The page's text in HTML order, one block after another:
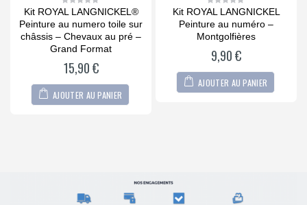
0
of
5
Kit ROYAL LANGNICKEL®
Peinture au numero toile sur
châssis – Chevaux au pré –
Grand Format
15,90€
AJOUTER AU PANIER
0
of
5
Kit ROYAL LANGNICKEL
Peinture au numéro –
Montgolfières
9,90€
AJOUTER AU PANIER